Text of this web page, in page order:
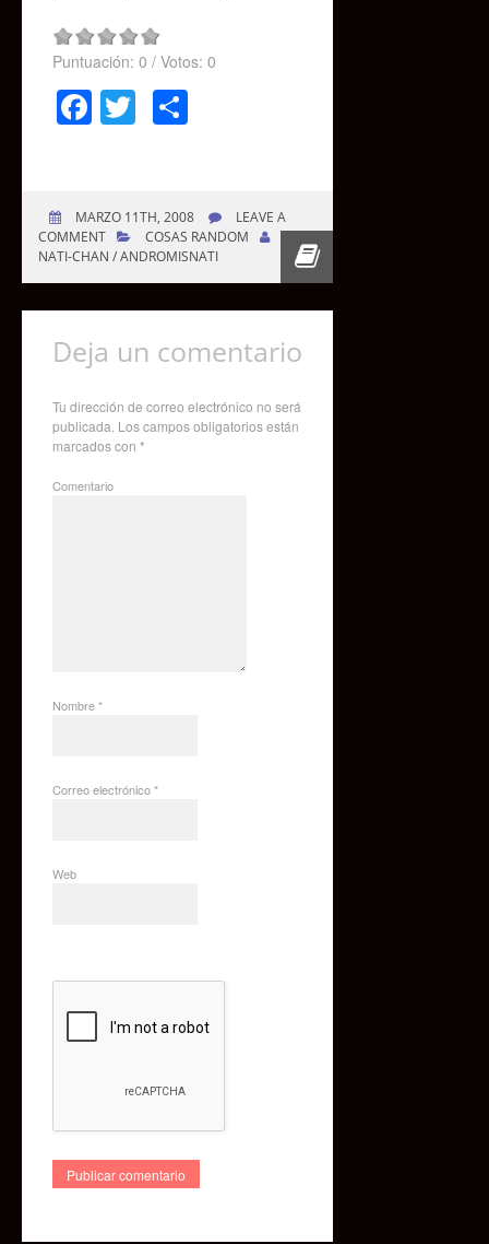
Puntuación: 0 / Votos: 0
Facebook
Twitter
MARZO 11TH, 2008
LEAVE A
COMMENT
COSAS RANDOM
NATI-CHAN / ANDROMISNATI
Deja un comentario
Tu dirección de correo electrónico no será
publicada. Los campos obligatorios están
marcados con *
Comentario
Nombre*
Correo electrónico*
Web